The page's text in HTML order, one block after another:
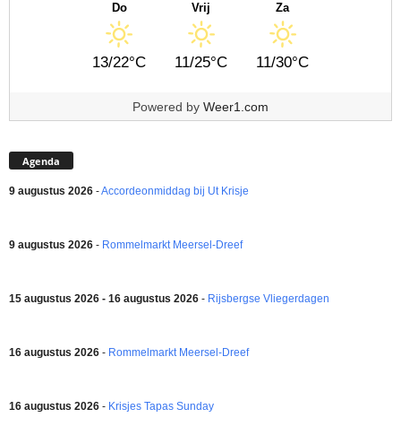
Do
13/22°C
Vrij
11/25°C
Za
11/30°C
Powered by Weer1.com
Agenda
9 augustus 2026 -Accordeonmiddag bij Ut Krisje
9 augustus 2026 - Rommelmarkt Meersel-Dreef
15 augustus 2026 - 16 augustus 2026 - Rijsbergse Vliegerdagen
16 augustus 2026 - Rommelmarkt Meersel-Dreef
16 augustus 2026 - Krisjes Tapas Sunday